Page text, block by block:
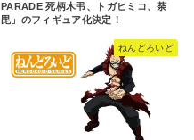
PARADE 死柄木弔、トガヒミコ、荼
毘」のフィギュア化決定！
ねんどろいど